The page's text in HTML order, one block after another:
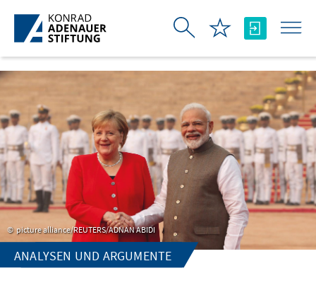
跳转到主内容
picture alliance/REUTERS/ADNAN ABIDI
ANALYSEN UND ARGUMENTE